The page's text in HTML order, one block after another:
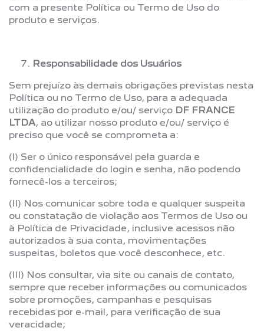
com a presente Política ou Termo de Uso do
produto e serviços.
Responsabilidade dos Usuários
Sem prejuízo às demais obrigações previstas nesta
Política ou no Termo de Uso, para a adequada
utilização do produto e/ou/ serviço DF FRANCE
LTDA, ao utilizar nosso produto e/ou/ serviço é
preciso que você se comprometa a:
(I) Ser o único responsável pela guarda e
confidencialidade do login e senha, não podendo
fornecê-los a terceiros;
(II) Nos comunicar sobre toda e qualquer suspeita
ou constatação de violação aos Termos de Uso ou
à Política de Privacidade, inclusive acessos não
autorizados à sua conta, movimentações
suspeitas, boletos que você desconhece, etc.
(III) Nos consultar, via site ou canais de contato,
sempre que receber informações ou comunicados
sobre promoções, campanhas e pesquisas
recebidas por e-mail, para verificação de sua
veracidade;